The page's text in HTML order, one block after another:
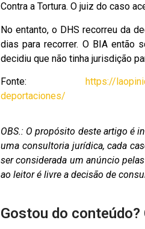
Contra a Tortura. O juiz do caso
No entanto, o DHS recorreu da
dias para recorrer. O BIA então
decidiu que não tinha jurisdição
Fonte: https://
deportaciones/
OBS.: O propósito deste artigo é
uma consultoria jurídica, cada
ser considerada um anúncio
ao leitor é livre a decisão de
Gostou do